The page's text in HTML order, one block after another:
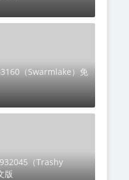
（Swarmlake）免
（Trashy
版